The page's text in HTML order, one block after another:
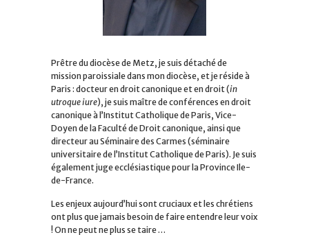
Prêtre du diocèse de Metz, je suis détaché de
mission paroissiale dans mon diocèse, et je réside à
Paris : docteur en droit canonique et en droit (in
utroque iure), je suis maître de conférences en droit
canonique à l’Institut Catholique de Paris, Vice-
Doyen de la Faculté de Droit canonique, ainsi que
directeur au Séminaire des Carmes (séminaire
universitaire de l’Institut Catholique de Paris). Je suis
également juge ecclésiastique pour la Province Ile-
de-France.
Les enjeux aujourd’hui sont cruciaux et les chrétiens
ont plus que jamais besoin de faire entendre leur voix
! On ne peut ne plus se taire …